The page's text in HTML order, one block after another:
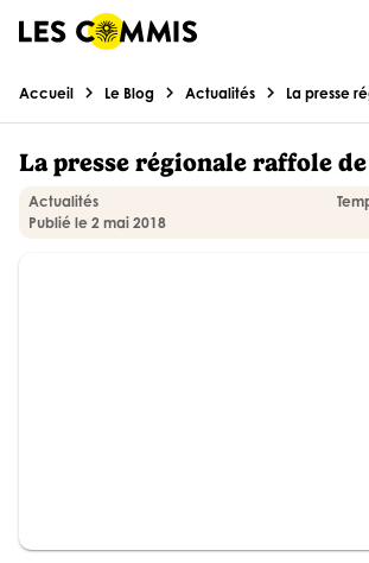
Accueil chevron_right Le Blog chevron_right Actualités chevron_right
La presse régionale raffole
Actualités
Publié le 2 mai 2018